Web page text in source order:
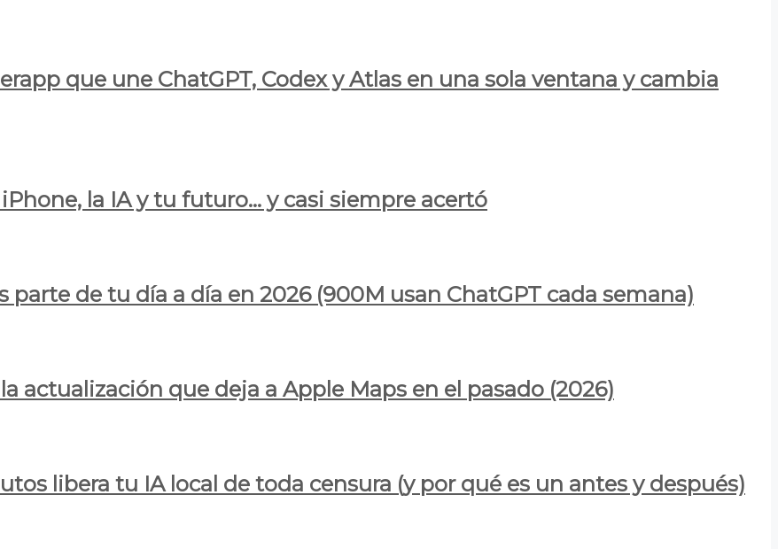
que une ChatGPT, Codex y Atlas en una sola ventana y cambia
la IA y tu futuro… y casi siempre acertó
parte de tu día a día en 2026 (900M usan ChatGPT cada semana)
actualización que deja a Apple Maps en el pasado (2026)
libera tu IA local de toda censura (y por qué es un antes y después)